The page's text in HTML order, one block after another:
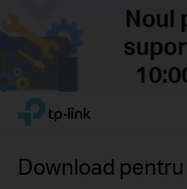
Click
navigation
TP-Link, Reliably Smart
Download pentru